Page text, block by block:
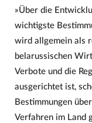
»Über die
wichtigste
wird allgemein als
belarussischen
Verbote und die
ausgerichtet ist,
Bestimmungen
Verfahren im Land